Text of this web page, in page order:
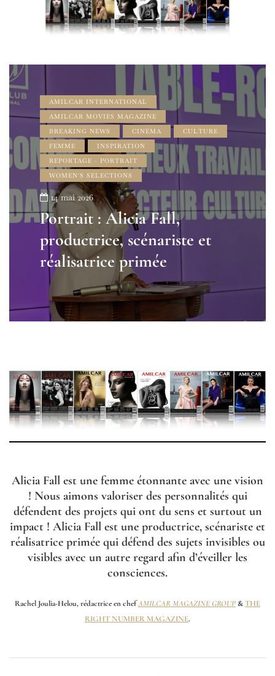
AMILCAR INTERNATIONAL
AMILCAR MOVIES MAGAZINE
BREAKING NEWS
CINEMA
CULTURE
FEMME
INSPIRATION
REPORTAGE - PORTRAIT
WOMEN'S SELECTIONS
14 mai 2026
Portrait : Alicia Fall,
productrice, scénariste et
réalisatrice primée
Alicia Fall est une femme étonnante avec une vision
! Nous aimons valoriser des personnalités qui
défendent des projets qui ont du sens et surtout un
impact ! Alicia Fall est une productrice, scénariste et
réalisatrice primée qui défend des sujets invisibles ou
visibles avec un autre regard afin d’éveiller les
consciences.
Rachel Joulia-Helou, rédactrice en chefAMILCAR MAGAZINE GROUP &THE
RIGHT NUMBER MAGAZINE.